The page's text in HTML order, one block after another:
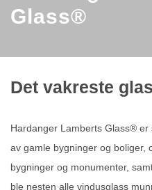
Glass®
Det vakreste
Hardanger Lamberts Glass®
av gamle bygninger og boliger,
bygninger og monumenter,
ble nesten alle vindusglass